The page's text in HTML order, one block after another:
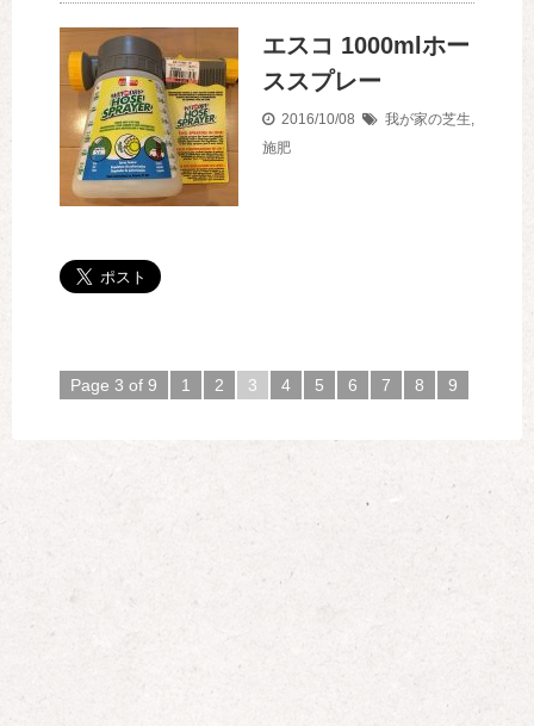
エスコ 1000mlホー
ススプレー
2016/10/08 我が家の芝生,
施肥
Page 3 of 9 1 2 3 4 5 6 7 8 9